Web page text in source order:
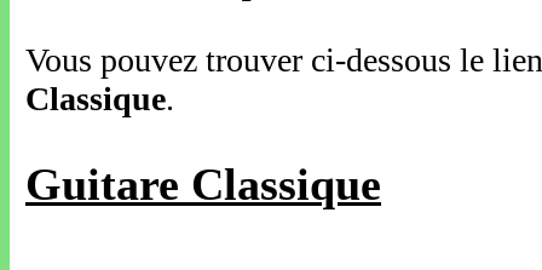
Vous pouvez trouver ci-dessous le
Classique.
Guitare Classique